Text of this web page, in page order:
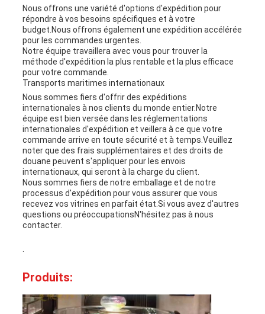
Nous offrons une variété d'options d'expédition pour
répondre à vos besoins spécifiques et à votre
budget.Nous offrons également une expédition accélérée
pour les commandes urgentes.
Notre équipe travaillera avec vous pour trouver la
méthode d'expédition la plus rentable et la plus efficace
pour votre commande.
Transports maritimes internationaux
Nous sommes fiers d'offrir des expéditions
internationales à nos clients du monde entier.Notre
équipe est bien versée dans les réglementations
internationales d'expédition et veillera à ce que votre
commande arrive en toute sécurité et à temps.Veuillez
noter que des frais supplémentaires et des droits de
douane peuvent s'appliquer pour les envois
internationaux, qui seront à la charge du client.
Nous sommes fiers de notre emballage et de notre
processus d'expédition pour vous assurer que vous
recevez vos vitrines en parfait état.Si vous avez d'autres
questions ou préoccupationsN'hésitez pas à nous
contacter.
.
Produits: